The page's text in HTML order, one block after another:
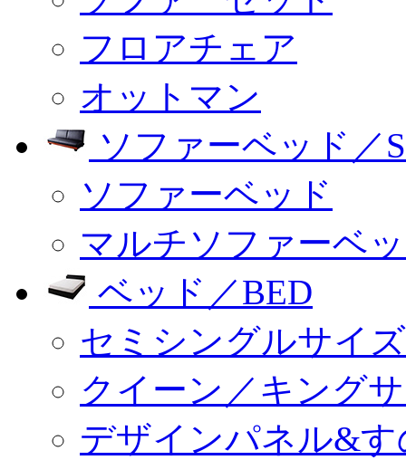
フロアチェア
オットマン
ソファーベッド／
ソファーベッド
マルチソファーベ
ベッド／BED
セミシングルサイ
クイーン／キング
デザインパネル&